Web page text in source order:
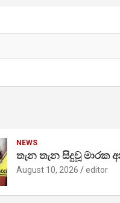
NEWS
තැන තැන සිදුවූ මාරක
August 10, 2026 editor